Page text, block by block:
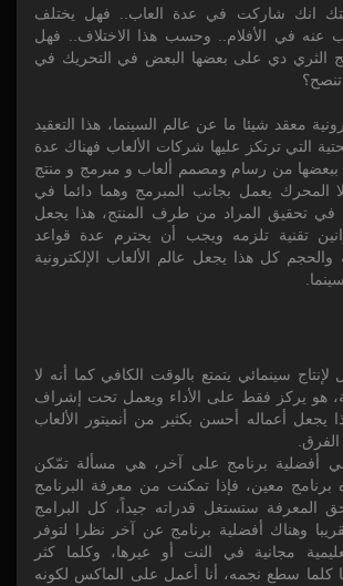
انك شاركت في عدة العاب.. فهل يختلف
عنه في الأفلام.. وحسب هذا الاختلاف.. فهل
الثري دي على بعضها البعض في التحريك في
تنصح؟
معقد شيئا ما عن عالم السينما، هذا التعقيد
التي ترتكز عليها شركات الألعاب فهناك عدة
ببعضها من رسام ومصمم ألعاب و مبرمج و منتج
المحرك يعمل بجانب المبرمج وهما دائما في
في تحقيق المراد من طرف المنتج، هذا يجعل
تقنية تلزمه ويجب أن يحترم عدة قواعد
كل هذا يجعل عالم الألعاب الإلكترونية
لإنتاج سينمائي يتمتع بالوقت الكافي كما أنه لا
هو يركز فقط على الأداء ويعمل تحت إشراف
يجعل أعماله أحسن بكثير من أنميتور الألعاب
أفضلية برنامج على آخر، هي مسألة تمّكن
برنامج معين، فإذا تمكنت من معرفة البرنامج
المعرفة ستستغل قدراته جيداً، كل البرامج
وهناك أفضلية برنامج عن آخر نظرا لتوفر
مجانية في النت أو عيرها، وكلما كثر
كلما سطع نجمه، أنا أعمل على الماكس لكونه